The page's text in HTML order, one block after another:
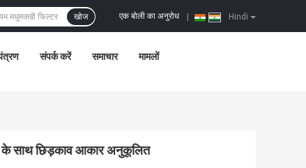
Hindi
एक बोली का अनुरोध
खोज
संपर्क करें समाचार मामलों
के साथ छिड़काव आकार अनुकूलित